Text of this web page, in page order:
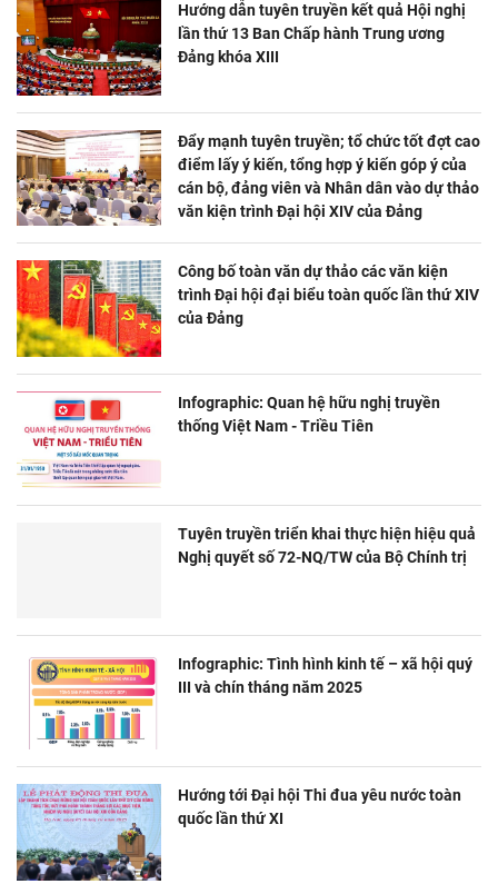
Hướng dẫn tuyên truyền kết quả Hội nghị
lần thứ 13 Ban Chấp hành Trung ương
Đảng khóa XIII
Đẩy mạnh tuyên truyền; tổ chức tốt đợt cao
điểm lấy ý kiến, tổng hợp ý kiến góp ý của
cán bộ, đảng viên và Nhân dân vào dự thảo
văn kiện trình Đại hội XIV của Đảng
Công bố toàn văn dự thảo các văn kiện
trình Đại hội đại biểu toàn quốc lần thứ XIV
của Đảng
Infographic: Quan hệ hữu nghị truyền
thống Việt Nam - Triều Tiên
Tuyên truyền triển khai thực hiện hiệu quả
Nghị quyết số 72-NQ/TW của Bộ Chính trị
Infographic: Tình hình kinh tế – xã hội quý
III và chín tháng năm 2025
Hướng tới Đại hội Thi đua yêu nước toàn
quốc lần thứ XI